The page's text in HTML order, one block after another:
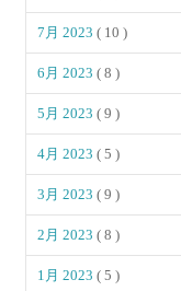
7月 2023( 10 )
6月 2023( 8 )
5月 2023( 9 )
4月 2023( 5 )
3月 2023( 9 )
2月 2023( 8 )
1月 2023( 5 )